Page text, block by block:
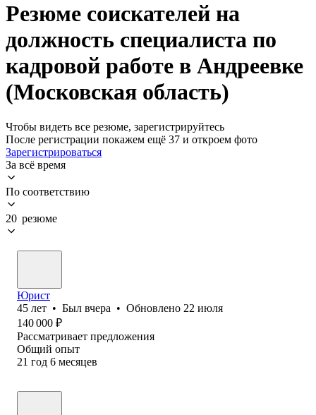
Резюме соискателей на
должность специалиста по
кадровой работе в Андреевке
(Московская область)
Чтобы видеть все резюме, зарегистрируйтесь
После регистрации покажем ещё 37 и откроем фото
Зарегистрироваться
За всё время
По соответствию
20 резюме
Юрист
45 лет • Был вчера • Обновлено 22 июля
140 000 ₽
Рассматривает предложения
Общий опыт
21 год 6 месяцев